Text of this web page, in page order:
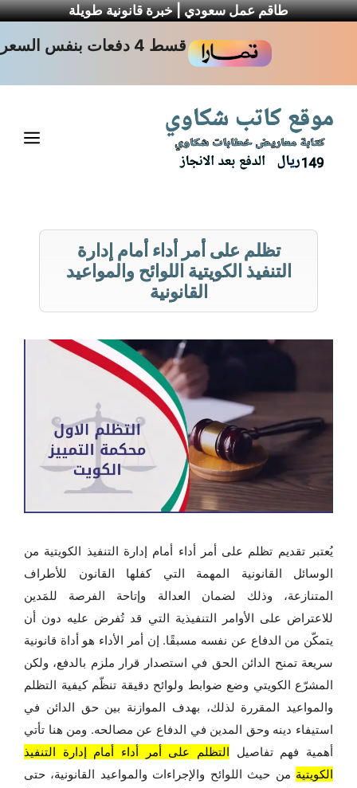
طاقم عمل سعودي | خبرة قانونية طويلة
قسط 4 دفعات بنفس السعر
تظلم على أمر أداء أمام إدارة
التنفيذ الكويتية اللوائح والمواعيد
القانونية
يُعتبر تقديم تظلم على أمر أداء أمام إدارة التنفيذ الكويتية من
الوسائل القانونية المهمة التي كفلها القانون للأطراف
المتنازعة، وذلك لضمان العدالة وإتاحة الفرصة للمَدين
للاعتراض على الأوامر التنفيذية التي قد تُفرض عليه دون أن
يتمكّن من الدفاع عن نفسه مسبقًا. إن أمر الأداء هو أداة قانونية
سريعة تمنح الدائن الحق في استصدار قرار ملزم بالدفع، ولكن
المشرّع الكويتي وضع ضوابط ولوائح دقيقة تنظّم كيفية التظلم
والمواعيد المقررة لذلك، بهدف الموازنة بين حق الدائن في
استيفاء دينه وحق المدين في الدفاع عن مصالحه. ومن هنا تأتي
أهمية فهم تفاصيل التظلم على أمر أداء أمام إدارة التنفيذ
الكويتية من حيث اللوائح والإجراءات والمواعيد القانونية، حتى